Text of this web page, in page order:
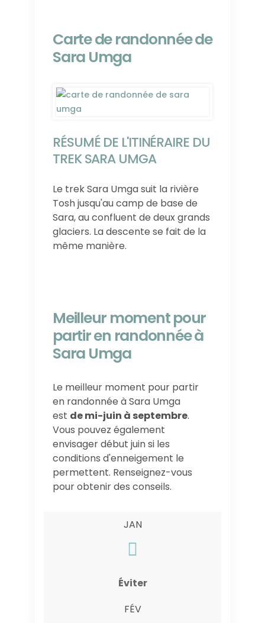
Carte de randonnée de
Sara Umga
RÉSUMÉ DE L'ITINÉRAIRE DU
TREK SARA UMGA
Le trek Sara Umga suit la rivière
Tosh jusqu'au camp de base de
Sara, au confluent de deux grands
glaciers. La descente se fait de la
même manière.
Meilleur moment pour
partir en randonnée à
Sara Umga
Le meilleur moment pour partir
en randonnée à Sara Umga
est de mi-juin à septembre.
Vous pouvez également
envisager début juin si les
conditions d'enneigement le
permettent. Renseignez-vous
pour obtenir des conseils.
JAN
Éviter
FÉV